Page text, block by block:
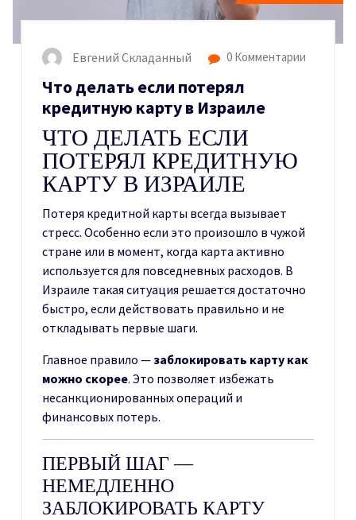
Евгений Складанный 0 Комментарии
Что делать если потерял
кредитную карту в Израиле
ЧТО ДЕЛАТЬ ЕСЛИ
ПОТЕРЯЛ КРЕДИТНУЮ
КАРТУ В ИЗРАИЛЕ
Потеря кредитной карты всегда вызывает
стресс. Особенно если это произошло в чужой
стране или в момент, когда карта активно
используется для повседневных расходов. В
Израиле такая ситуация решается достаточно
быстро, если действовать правильно и не
откладывать первые шаги.
Главное правило — заблокировать карту как
можно скорее. Это позволяет избежать
несанкционированных операций и
финансовых потерь.
ПЕРВЫЙ ШАГ —
НЕМЕДЛЕННО
ЗАБЛОКИРОВАТЬ КАРТУ